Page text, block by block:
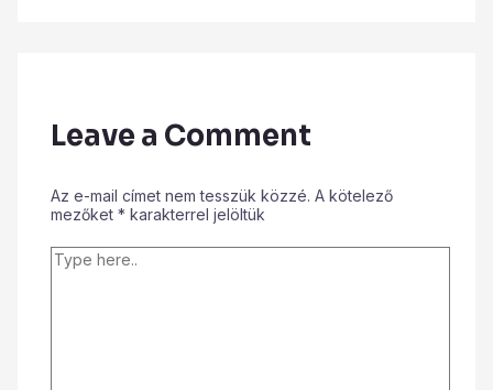
Leave a Comment
Az e-mail címet nem tesszük közzé. A kötelező
mezőket * karakterrel jelöltük